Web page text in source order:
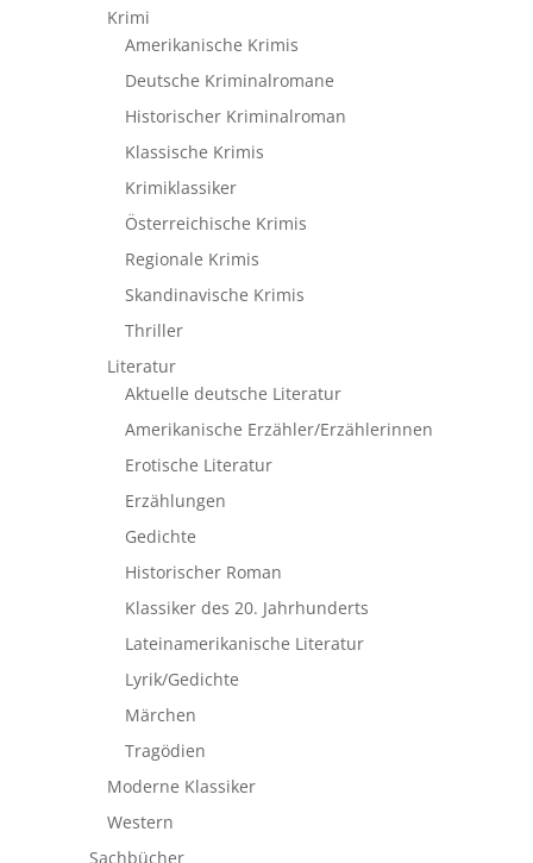
Krimi
Amerikanische Krimis
Deutsche Kriminalromane
Historischer Kriminalroman
Klassische Krimis
Krimiklassiker
Österreichische Krimis
Regionale Krimis
Skandinavische Krimis
Thriller
Literatur
Aktuelle deutsche Literatur
Amerikanische Erzähler/Erzählerinnen
Erotische Literatur
Erzählungen
Gedichte
Historischer Roman
Klassiker des 20. Jahrhunderts
Lateinamerikanische Literatur
Lyrik/Gedichte
Märchen
Tragödien
Moderne Klassiker
Western
Sachbücher